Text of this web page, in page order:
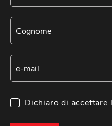
Dichiaro di accettare